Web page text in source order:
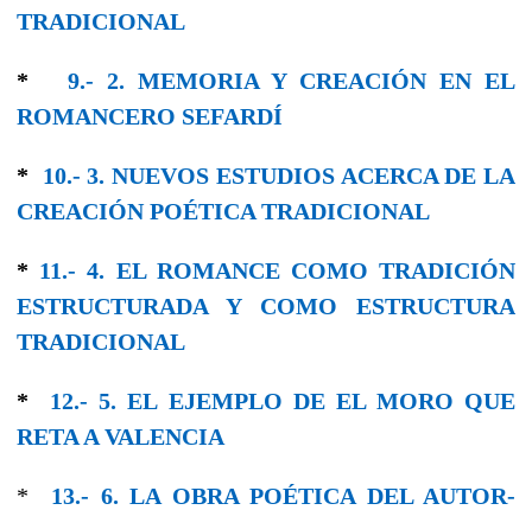
TRADICIONAL
* 9.- 2. MEMORIA Y CREACIÓN EN EL
ROMANCERO SEFARDÍ
* 10.- 3. NUEVOS ESTUDIOS ACERCA DE LA
CREACIÓN POÉTICA TRADICIONAL
* 11.- 4. EL ROMANCE COMO TRADICIÓN
ESTRUCTURADA Y CΟΜO ESTRUCTURA
TRADICIONAL
* 12.- 5. EL EJEMPLO DE EL MORO QUE
RETA A VALENCIA
* 13.- 6. LA OBRA POÉTICA DEL AUTOR-